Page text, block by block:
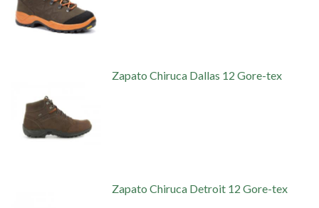
Zapato Chiruca Dallas 12 Gore-tex
Zapato Chiruca Detroit 12 Gore-tex